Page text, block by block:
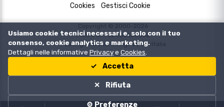
Cookies
Gestisci Cookie
Copyright © 2000-2026
P.IVA e C.F. 02433630502
Housing and Web Design byDevItalia
Usiamo cookie tecnici necessari e, solo con il tuo
consenso, cookie analytics e marketing.
Dettagli nelle informative Privacye Cookies
Accetta
Rifiuta
⚙️ Preferenze